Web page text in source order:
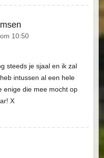
10:50
steeds je sjaal en ik zal
intussen al een hele
enige die mee mocht op
X